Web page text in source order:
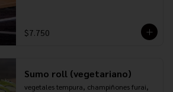
$7.750
Sumo roll (vegetariano)
vegetales tempura, champiñones furai,